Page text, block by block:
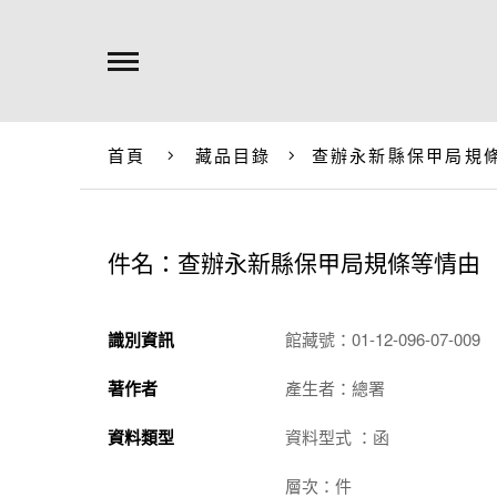
首頁 藏品目錄 查辦永新縣保甲局規
件名：查辦永新縣保甲局規條等情由
識別資訊 館藏號：01-12-096-07-009
著作者 產生者：總署
資料類型 資料型式 ：函
層次：件